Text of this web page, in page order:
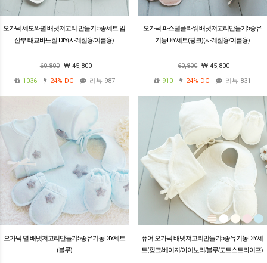
오가닉 세모와별 배냇저고리 만들기 5종세트 임
산부 태교바느질 DIY(사계절용/여름용)
60,800
45,800
1036
24% DC 리뷰 987
오가닉 파스텔플라워 배냇저고리만들기5종유
기농DIY세트(핑크)(사계절용/여름용)
60,800
45,800
910
24% DC 리뷰 831
오가닉 별 배냇저고리만들기5종유기농DIY세트
(블루)
퓨어 오가닉 배냇저고리만들기5종유기농DIY세
트(핑크/베이지/아이보리/블루/도트스트라이프)